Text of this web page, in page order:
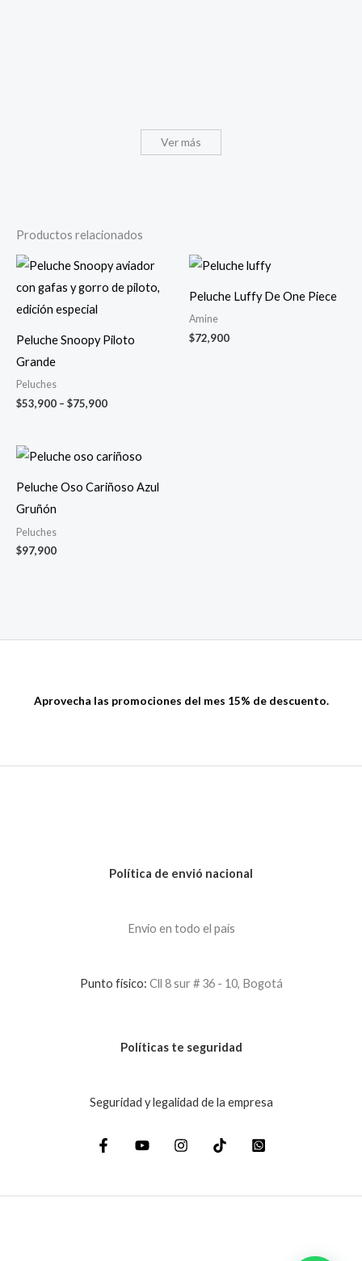
Ver más
Productos relacionados
Peluche Snoopy Piloto
Grande
Peluches
$53,900 – $75,900Price
$75,900
Peluche Luffy De One Piece
Amine
$72,900
Peluche Oso Cariñoso Azul
Gruñón
Peluches
$97,900
Aprovecha las promociones del mes 15% de descuento.
Política de envió nacional
Envio en todo el país
Punto físico: Cll 8 sur # 36 - 10, Bogotá
Políticas te seguridad
Seguridad y legalidad de la empresa